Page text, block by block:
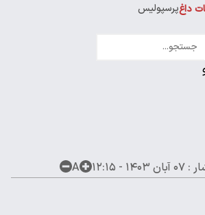
داغپرسپولیس
لیگ قهرمانان
: ۰۷ آبان ۱۴۰۳ - ۱۲:۱۵ A